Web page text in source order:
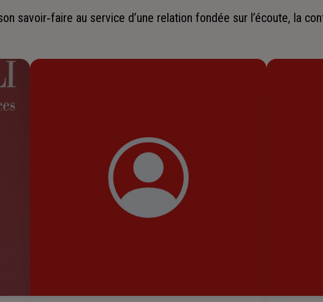
savoir‑faire au service d’une relation fondée sur l’écoute, la